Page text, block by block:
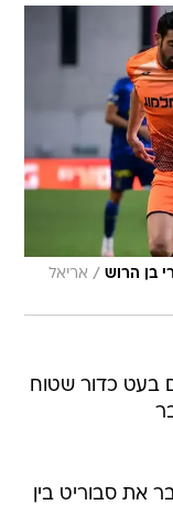
בן הרוש / אריאל
שמ-22 מטרים בעט כדור שטוח
את סבוריט בין